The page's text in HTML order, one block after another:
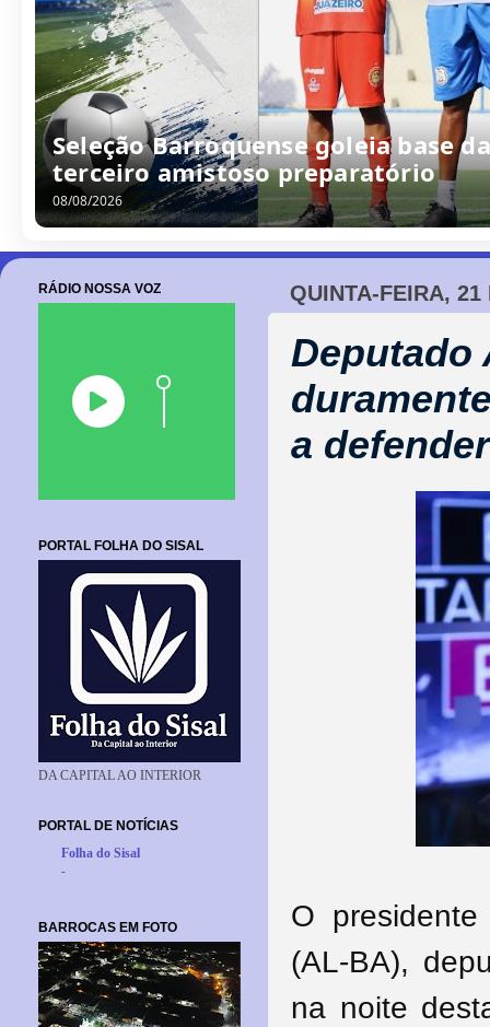
Seleção Barroquense goleia base
terceiro amistoso preparatório
08/08/2026
QUINTA-FEIRA,
Deputado
a
O
(AL-BA),
na noite
RÁDIO NOSSA VOZ
PORTAL FOLHA DO SISAL
DA CAPITAL AO INTERIOR
PORTAL DE NOTÍCIAS
Folha do Sisal
-
BARROCAS EM FOTO